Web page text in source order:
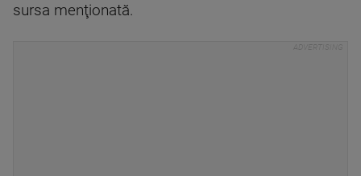
sursa menţionată.